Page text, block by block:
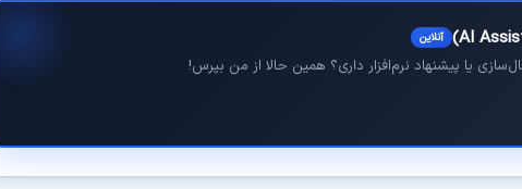
آنلاین
یا پیشنهاد نرم‌افزار داری؟ همین حالا از من بپرس!